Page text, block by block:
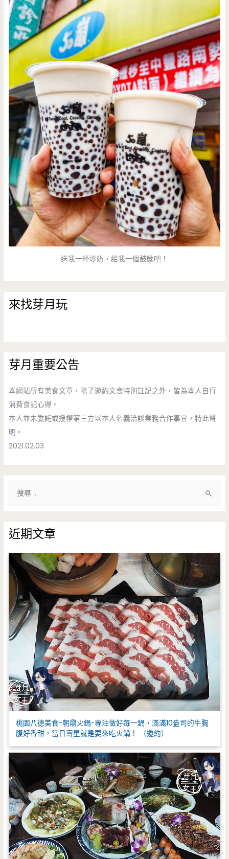
送我一杯珍奶，給我一個鼓勵吧！
來找芽月玩
芽月重要公告
本網站所有美食文章，除了邀約文會特別註記之外，皆為本人自行
消費食記心得。
本人並未委託或授權第三方以本人名義洽談業務合作事宜，特此聲
明。
2021.02.03
鍵
字
:
近期文章
桃園八德美食-朝鼎火鍋-專注做好每一鍋，滿滿10盎司的牛胸
腹好香甜，當日壽星就是要來吃火鍋！ （邀約）